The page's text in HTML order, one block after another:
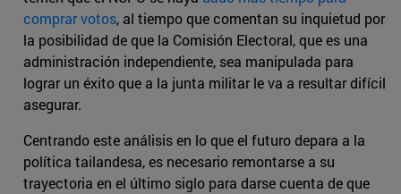
comprar votos, al tiempo que comentan su inquietud por
la posibilidad de que la Comisión Electoral, que es una
administración independiente, sea manipulada para
lograr un éxito que a la junta militar le va a resultar difícil
asegurar.
Centrando este análisis en lo que el futuro depara a la
política tailandesa, es necesario remontarse a su
trayectoria en el último siglo para darse cuenta de que